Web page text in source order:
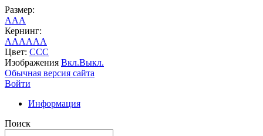
Размер:
AAA
Кернинг:
AAAAAA
Цвет: CCC
Изображения Вкл.Выкл.
Обычная версия сайта
Войти
Информация
Поиск